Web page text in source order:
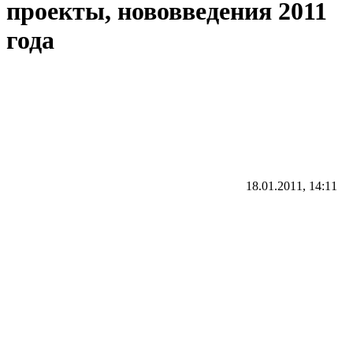
проекты, нововведения 2011
года
18.01.2011, 14:11